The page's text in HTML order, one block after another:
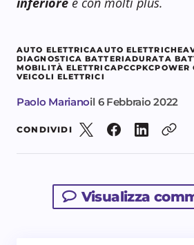
AUTO ELETTRICAAUTO ELETTRICHE
DIAGNOSTICA BATTERIADURATA
MOBILITÀ ELETTRICAPCCPKCPOWER
VEICOLI ELETTRICI
Paolo Marianoil 6 Febbraio 2022
CONDIVIDI
Visualizza